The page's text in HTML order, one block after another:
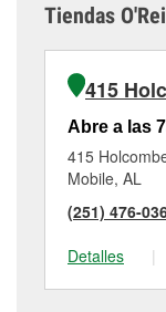
Tiendas
415
Abre a las
415
Mobile, AL
(251) 476-
Detalles
|